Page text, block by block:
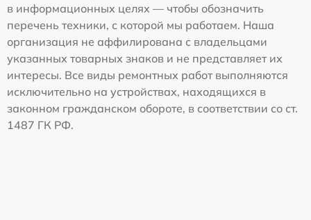
в информационных целях — чтобы обозначить
перечень техники, с которой мы работаем. Наша
организация не аффилирована с владельцами
указанных товарных знаков и не представляет их
интересы. Все виды ремонтных работ выполняются
исключительно на устройствах, находящихся в
законном гражданском обороте, в соответствии со ст.
1487 ГК РФ.